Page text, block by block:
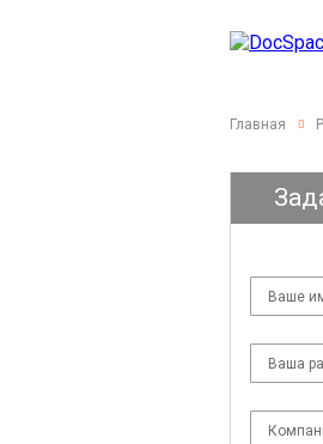
Главная